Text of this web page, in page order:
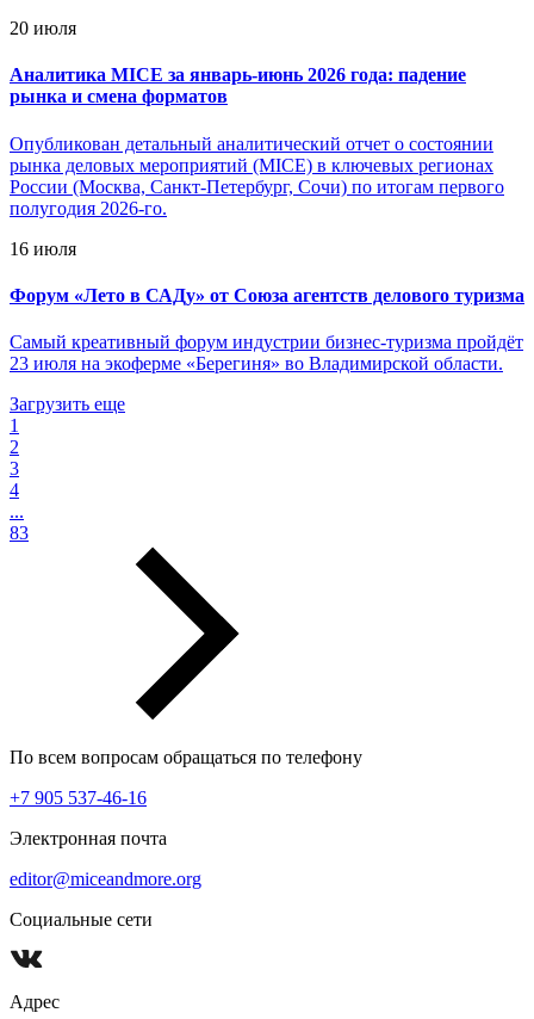
20 июля
Аналитика MICE за январь-июнь 2026 года: падение
рынка и смена форматов
Опубликован детальный аналитический отчет о состоянии
рынка деловых мероприятий (MICE) в ключевых регионах
России (Москва, Санкт-Петербург, Сочи) по итогам первого
полугодия 2026-го.
16 июля
Форум «Лето в САДу» от Союза агентств делового туризма
Самый креативный форум индустрии бизнес-туризма пройдёт
23 июля на экоферме «Берегиня» во Владимирской области.
Загрузить еще
1
2
3
4
...
83
По всем вопросам обращаться по телефону
+7 905 537-46-16
Электронная почта
editor@miceandmore.org
Социальные сети
Адрес